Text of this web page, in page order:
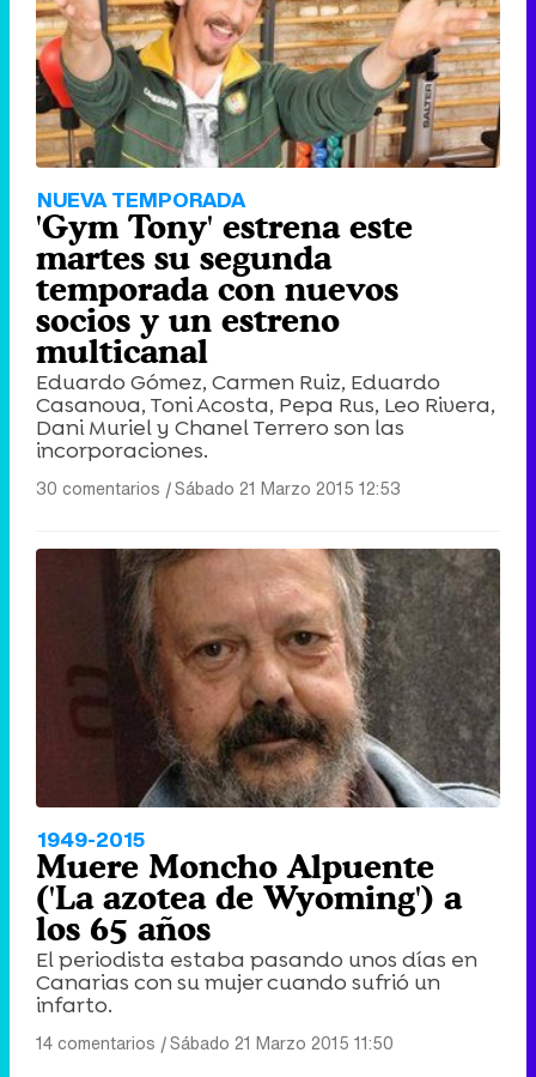
NUEVA TEMPORADA
'Gym Tony' estrena este
martes su segunda
temporada con nuevos
socios y un estreno
multicanal
Eduardo Gómez, Carmen Ruiz, Eduardo
Casanova, Toni Acosta, Pepa Rus, Leo Rivera,
Dani Muriel y Chanel Terrero son las
incorporaciones.
30 comentarios |Sábado 21 Marzo 2015 12:53
1949-2015
Muere Moncho Alpuente
('La azotea de Wyoming') a
los 65 años
El periodista estaba pasando unos días en
Canarias con su mujer cuando sufrió un
infarto.
14 comentarios |Sábado 21 Marzo 2015 11:50